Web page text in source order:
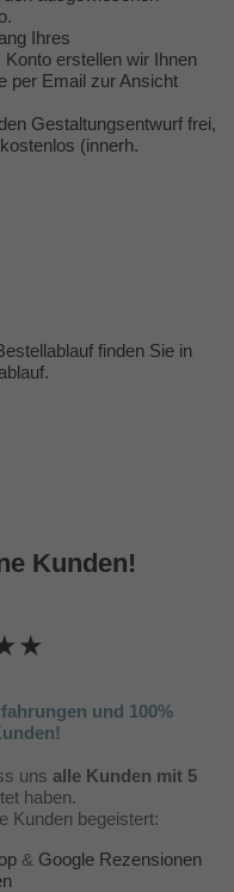
Ihres
erstellen wir Ihnen
per Email zur Ansicht
Gestaltungsentwurf frei,
(innerh.
finden Sie in
.
Kunden!
und 100%
uns alle Kunden mit 5
haben.
Kunden begeistert:
& Google Rezensionen